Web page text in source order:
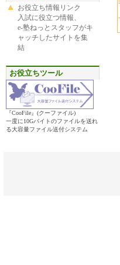
お役立ち情報リンク
入試に役立つ情報、
e-塾ねっとスタッフがキ
ャッチしたサイトを集
結
お役立ちツール
『CooFile』(クーファイル)
一度に10Gバイトのファイルを送れ
る大容量ファイル送付システム